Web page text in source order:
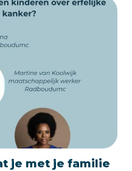
je met je familie